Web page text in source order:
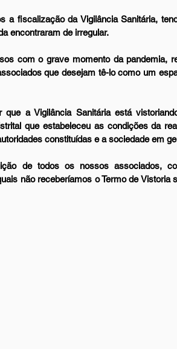
a fiscalização da Vigilância Sanitária,
encontraram de irregular.
com o grave momento da pandemia,
que desejam tê-lo como um
que a Vigilância Sanitária está
que estabeleceu as condições da
constituídas e a sociedade em
de todos os nossos associados,
não receberíamos o Termo de Vistoria